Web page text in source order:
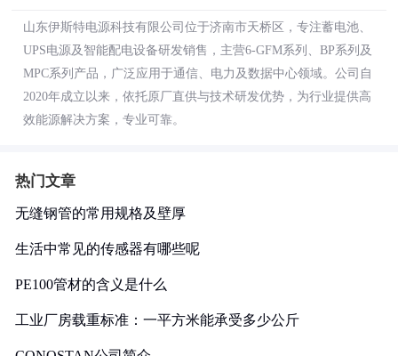
山东伊斯特电源科技有限公司位于济南市天桥区，专注蓄电池、
UPS电源及智能配电设备研发销售，主营6-GFM系列、BP系列及
MPC系列产品，广泛应用于通信、电力及数据中心领域。公司自
2020年成立以来，依托原厂直供与技术研发优势，为行业提供高
效能源解决方案，专业可靠。
热门文章
无缝钢管的常用规格及壁厚
生活中常见的传感器有哪些呢
PE100管材的含义是什么
工业厂房载重标准：一平方米能承受多少公斤